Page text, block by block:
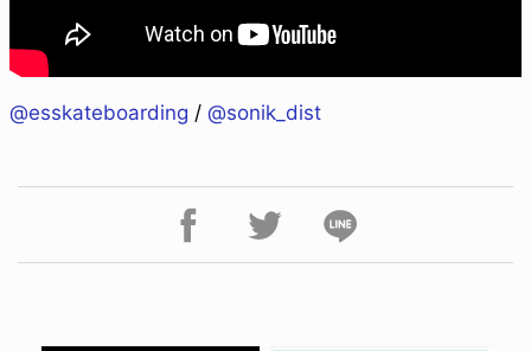
@esskateboarding / @sonik_dist